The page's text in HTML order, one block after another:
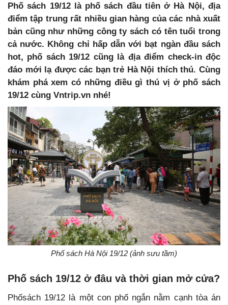
Phố sách 19/12 là phố sách đầu tiên ở Hà Nội, địa
điểm tập trung rất nhiều gian hàng của các nhà xuất
bản cũng như những công ty sách có tên tuổi trong
cả nước. Không chỉ hấp dẫn với bạt ngàn đầu sách
hot, phố sách 19/12 cũng là địa điểm check-in độc
đáo mới lạ được các bạn trẻ Hà Nội thích thú. Cùng
khám phá xem có những điều gì thú vị ở phố sách
19/12 cùng Vntrip.vn nhé!
Phố sách Hà Nội 19/12 (ảnh sưu tầm)
Phố sách 19/12 ở đâu và thời gian mở cửa?
Phốsách 19/12 là một con phố ngắn nằm cạnh tòa án